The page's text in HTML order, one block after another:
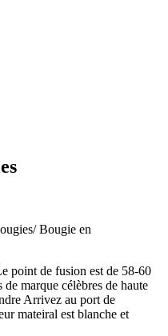
/ Bougie en
point de fusion est de 58-60
marque célèbres de haute
Arrivez au port de
mateiral est blanche et